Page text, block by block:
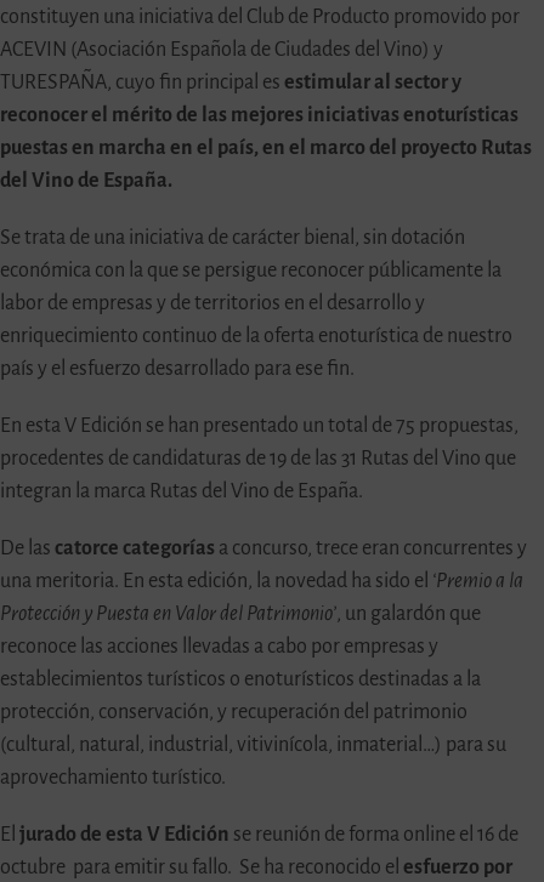
constituyen una iniciativa del Club de Producto promovido por
ACEVIN (Asociación Española de Ciudades del Vino) y
TURESPAÑA, cuyo fin principal es estimular al sector y
reconocer el mérito de las mejores iniciativas enoturísticas
puestas en marcha en el país, en el marco del proyecto Rutas
del Vino de España.
Se trata de una iniciativa de carácter bienal, sin dotación
económica con la que se persigue reconocer públicamente la
labor de empresas y de territorios en el desarrollo y
enriquecimiento continuo de la oferta enoturística de nuestro
país y el esfuerzo desarrollado para ese fin.
En esta V Edición se han presentado un total de 75 propuestas,
procedentes de candidaturas de 19 de las 31 Rutas del Vino que
integran la marca Rutas del Vino de España.
De las catorce categorías a concurso, trece eran concurrentes y
una meritoria. En esta edición, la novedad ha sido el ‘Premio a la
Protección y Puesta en Valor del Patrimonio’, un galardón que
reconoce las acciones llevadas a cabo por empresas y
establecimientos turísticos o enoturísticos destinadas a la
protección, conservación, y recuperación del patrimonio
(cultural, natural, industrial, vitivinícola, inmaterial…) para su
aprovechamiento turístico.
El jurado de esta V Edición se reunión de forma online el 16 de
octubre para emitir su fallo. Se ha reconocido el esfuerzo por